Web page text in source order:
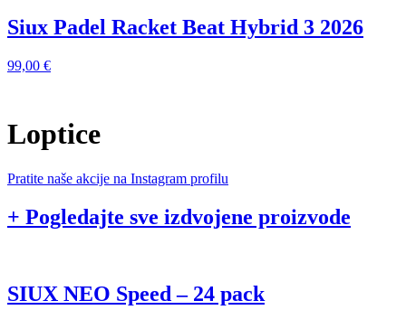
Siux Padel Racket Beat Hybrid 3 2026
99,00 €
Loptice
Pratite naše akcije na Instagram profilu
+ Pogledajte sve izdvojene proizvode
SIUX NEO Speed – 24 pack